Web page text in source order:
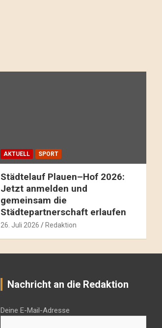
AKTUELL SPORT
Städtelauf Plauen–Hof 2026:
Jetzt anmelden und
gemeinsam die
Städtepartnerschaft erlaufen
26. Juli 2026 Redaktion
Nachricht an die Redaktion
Deine E-Mail-Adresse